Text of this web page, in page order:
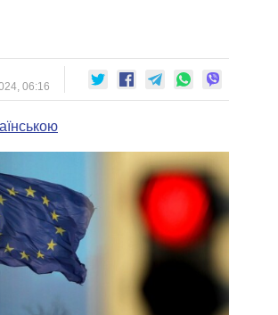
06:16